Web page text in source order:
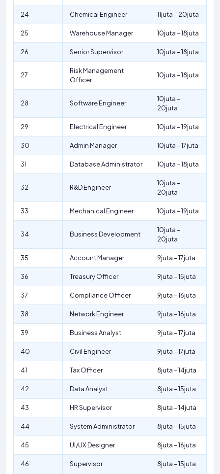
24 Chemical Engineer 11juta – 20juta
25 Warehouse Manager 10juta – 18juta
26 Senior Supervisor 10juta – 18juta
27
Risk Management
Officer
10juta – 18juta
28 Software Engineer
10juta –
20juta
29 Electrical Engineer 10juta – 19juta
30 Admin Manager 10juta – 17juta
31 Database Administrator 10juta – 18juta
32 R&D Engineer
10juta –
20juta
33 Mechanical Engineer 10juta – 19juta
34 Business Development
10juta –
20juta
35 Account Manager 9juta – 17juta
36 Treasury Officer 9juta – 15juta
37 Compliance Officer 9juta – 16juta
38 Network Engineer 9juta – 16juta
39 Business Analyst 9juta – 17juta
40 Civil Engineer 9juta – 17juta
41 Tax Officer 8juta – 14juta
42 Data Analyst 8juta – 15juta
43 HR Supervisor 8juta – 14juta
44 System Administrator 8juta – 15juta
45 UI/UX Designer 8juta – 16juta
46 Supervisor 8juta – 15juta